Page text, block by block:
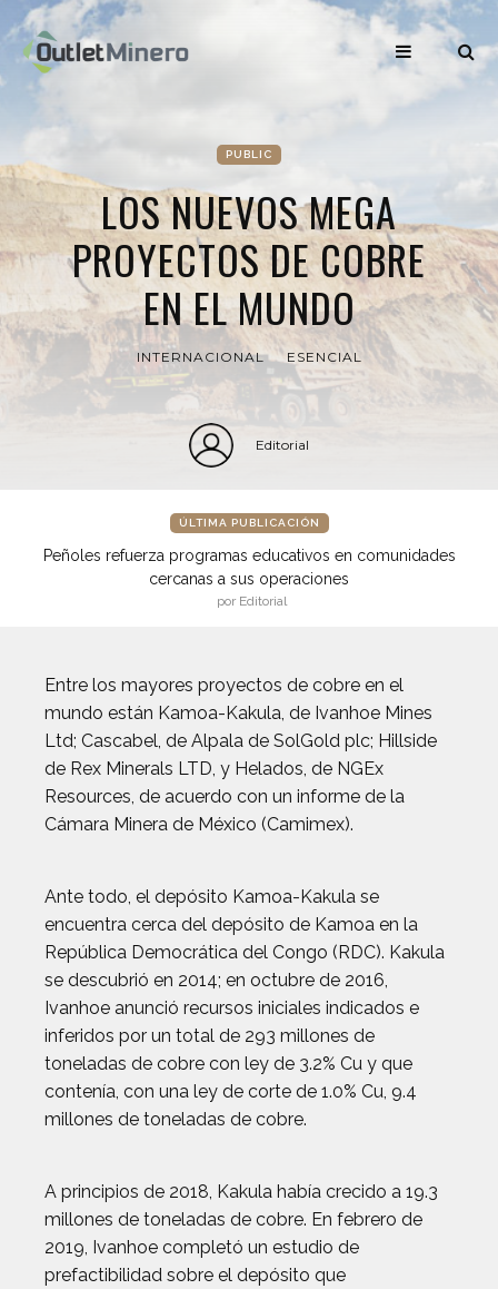
PUBLIC
LOS NUEVOS MEGA
PROYECTOS DE COBRE
EN EL MUNDO
INTERNACIONAL ESENCIAL
Editorial
ÚLTIMA PUBLICACIÓN
Peñoles refuerza programas educativos en comunidades
cercanas a sus operaciones
por Editorial
Entre los mayores proyectos de cobre en el
mundo están Kamoa-Kakula, de Ivanhoe Mines
Ltd; Cascabel, de Alpala de SolGold plc; Hillside
de Rex Minerals LTD, y Helados, de NGEx
Resources, de acuerdo con un informe de la
Cámara Minera de México (Camimex).
Ante todo, el depósito Kamoa-Kakula se
encuentra cerca del depósito de Kamoa en la
República Democrática del Congo (RDC). Kakula
se descubrió en 2014; en octubre de 2016,
Ivanhoe anunció recursos iniciales indicados e
inferidos por un total de 293 millones de
toneladas de cobre con ley de 3.2% Cu y que
contenía, con una ley de corte de 1.0% Cu, 9.4
millones de toneladas de cobre.
A principios de 2018, Kakula había crecido a 19.3
millones de toneladas de cobre. En febrero de
2019, Ivanhoe completó un estudio de
prefactibilidad sobre el depósito que